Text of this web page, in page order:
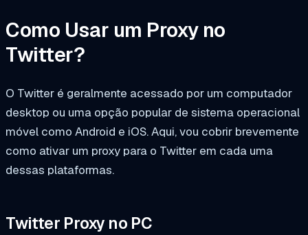
Como Usar um Proxy no
Twitter?
O Twitter é geralmente acessado por um computador
desktop ou uma opção popular de sistema operacional
móvel como Android e iOS. Aqui, vou cobrir brevemente
como ativar um proxy para o Twitter em cada uma
dessas plataformas.
Twitter Proxy no PC